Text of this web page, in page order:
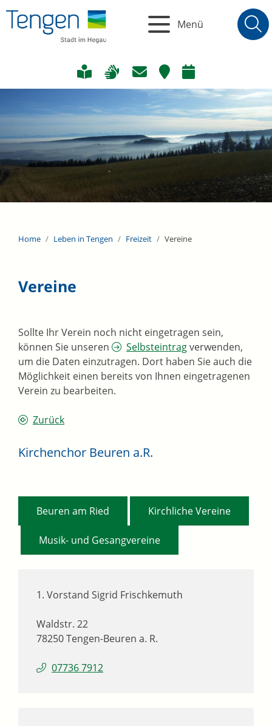
Menü
Home Leben in Tengen Freizeit Vereine
Vereine
Sollte Ihr Verein noch nicht eingetragen sein,
können Sie unseren
Selbsteintragverwenden,
um die Daten einzutragen. Dort haben Sie auch die
Möglichkeit einen bereits von Ihnen eingetragenen
Verein zu bearbeiten.
Zurück
Kirchenchor Beuren a.R.
1. Vorstand Sigrid Frischkemuth
Waldstr. 22
78250Tengen-Beuren a. R.
07736 7912
Beuren am Ried
Kirchliche Vereine
Musik- und Gesangvereine